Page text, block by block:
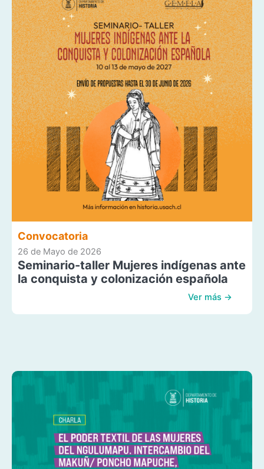
Convocatoria
26 de Mayo de 2026
Seminario-taller Mujeres indígenas ante
la conquista y colonización española
Ver más →